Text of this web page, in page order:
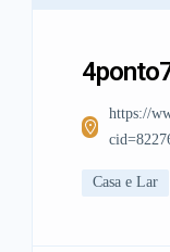
https://
Casa e Lar